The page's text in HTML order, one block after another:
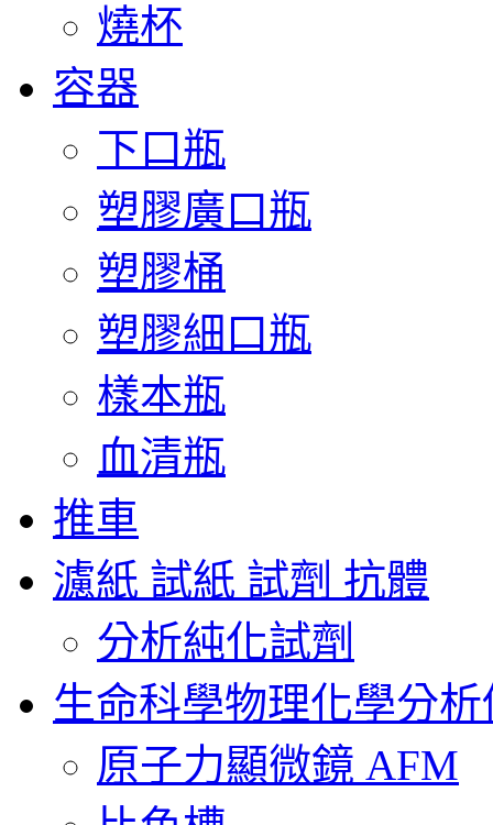
燒杯
容器
下口瓶
塑膠廣口瓶
塑膠桶
塑膠細口瓶
樣本瓶
血清瓶
推車
濾紙 試紙 試劑 抗體
分析純化試劑
生命科學物理化學分析
原子力顯微鏡 AFM